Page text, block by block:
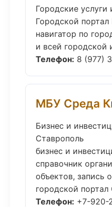
Городские
Городской
навигатор по
и всей городской
Телефон: 8 (977)
МБУ Среда
Бизнес и
Ставрополь
бизнес и
справочник
объектов, запись
городской портал
Телефон: +7-920-